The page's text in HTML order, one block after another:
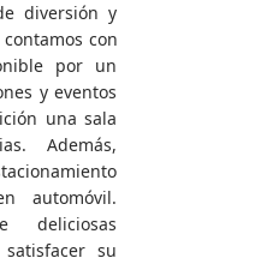
diversión y
con
por un
y eventos
una sala
Además,
automóvil.
deliciosas
su